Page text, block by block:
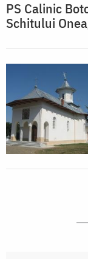
PS Calinic
Schitului